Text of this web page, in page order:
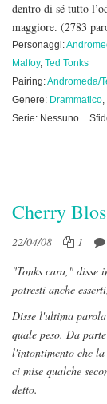
dentro di sé tutto
maggiore. (2783
Personaggi:
Malfoy, Ted Tonks
Pairing:Andromeda/
Genere: Drammatico,
Serie: Nessuno
Cherry
22/04/08 1
"Tonks cara," disse
potresti anche
Disse l'ultima parola
quale peso. Da
l'intontimento che
ci mise qualche
detto.